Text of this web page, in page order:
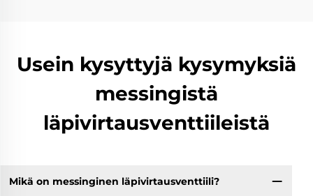
Usein kysyttyjä kysymyksiä
messingistä
läpivirtausventtiileistä
Mikä on messinginen läpivirtausventtiili?